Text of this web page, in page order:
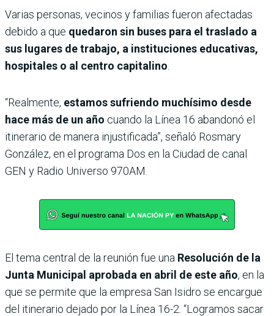
Varias personas, vecinos y familias fueron afectadas
debido a que quedaron sin buses para el traslado a
sus lugares de trabajo, a instituciones educativas,
hospitales o al centro capitalino
“Realmente, estamos sufriendo muchísimo desde
hace más de un año cuando la Línea 16 abandonó el
itinerario de manera injustificada”, señaló Rosmary
González, en el programa Dos en la Ciudad de canal
GEN y Radio Universo 970AM.
El tema central de la reunión fue una Resolución de la
Junta Municipal aprobada en abril de este año, en la
que se permite que la empresa San Isidro se encargue
del itinerario dejado por la Línea 16-2. “Logramos sacar